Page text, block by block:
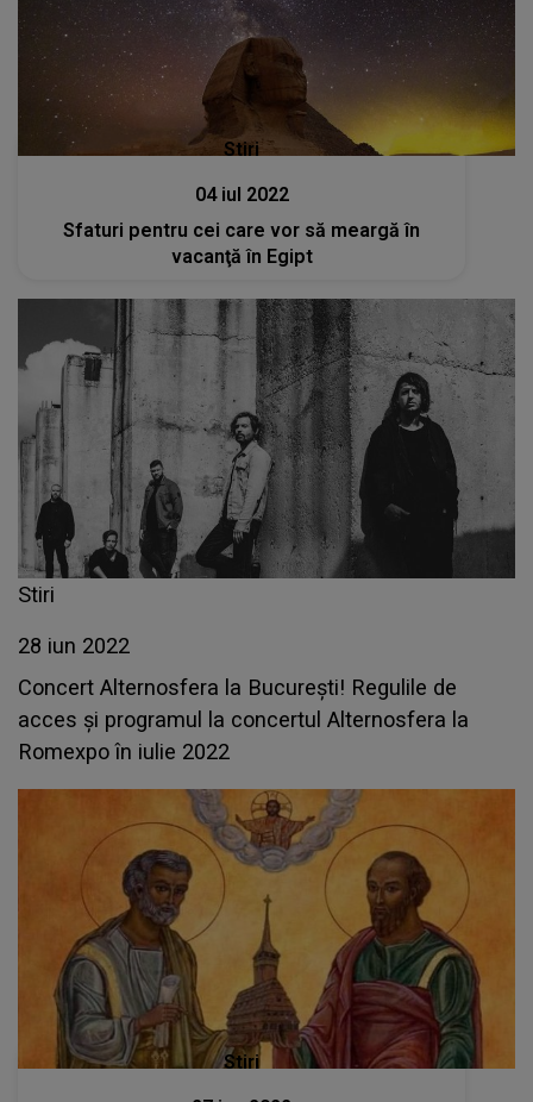
Stiri
04 iul 2022
Sfaturi pentru cei care vor să meargă în
vacanţă în Egipt
Stiri
28 iun 2022
Concert Alternosfera la București! Regulile de
acces și programul la concertul Alternosfera la
Romexpo în iulie 2022
Stiri